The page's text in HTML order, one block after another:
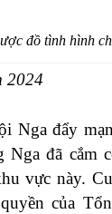
đồ tình hình
2024
Nga đẩy
Nga đã cắm
vực này.
của